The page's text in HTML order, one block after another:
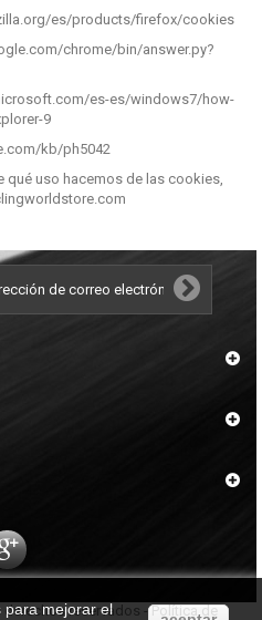
es/products/firefox/cookies
chrome/bin/answer.py?
es-es/windows7/how-
9
kb/ph5042
qué uso hacemos de las cookies,
derechos reservados -Política de
para mejorar el